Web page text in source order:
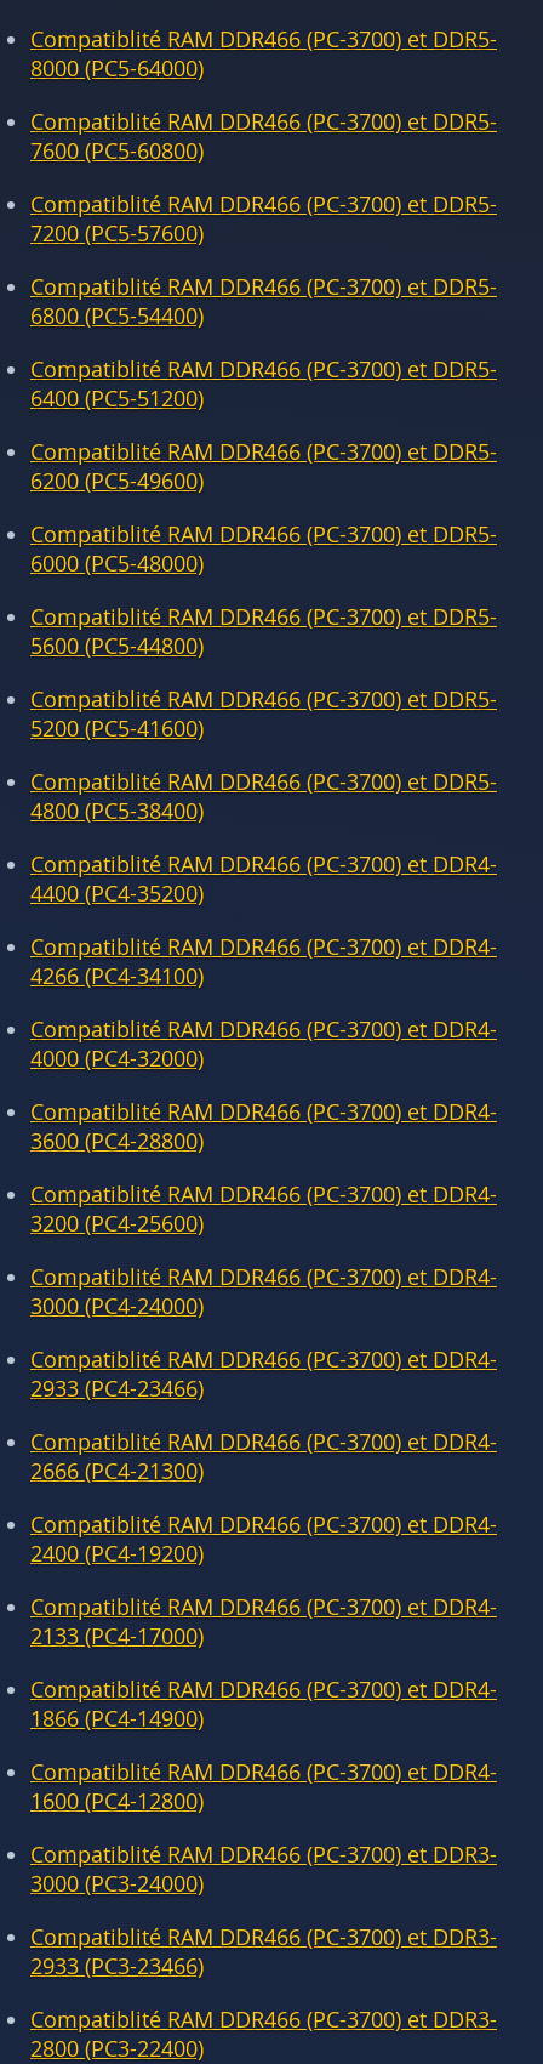
Compatiblité RAM DDR466 (PC-3700) et DDR5-
8000 (PC5-64000)
Compatiblité RAM DDR466 (PC-3700) et DDR5-
7600 (PC5-60800)
Compatiblité RAM DDR466 (PC-3700) et DDR5-
7200 (PC5-57600)
Compatiblité RAM DDR466 (PC-3700) et DDR5-
6800 (PC5-54400)
Compatiblité RAM DDR466 (PC-3700) et DDR5-
6400 (PC5-51200)
Compatiblité RAM DDR466 (PC-3700) et DDR5-
6200 (PC5-49600)
Compatiblité RAM DDR466 (PC-3700) et DDR5-
6000 (PC5-48000)
Compatiblité RAM DDR466 (PC-3700) et DDR5-
5600 (PC5-44800)
Compatiblité RAM DDR466 (PC-3700) et DDR5-
5200 (PC5-41600)
Compatiblité RAM DDR466 (PC-3700) et DDR5-
4800 (PC5-38400)
Compatiblité RAM DDR466 (PC-3700) et DDR4-
4400 (PC4-35200)
Compatiblité RAM DDR466 (PC-3700) et DDR4-
4266 (PC4-34100)
Compatiblité RAM DDR466 (PC-3700) et DDR4-
4000 (PC4-32000)
Compatiblité RAM DDR466 (PC-3700) et DDR4-
3600 (PC4-28800)
Compatiblité RAM DDR466 (PC-3700) et DDR4-
3200 (PC4-25600)
Compatiblité RAM DDR466 (PC-3700) et DDR4-
3000 (PC4-24000)
Compatiblité RAM DDR466 (PC-3700) et DDR4-
2933 (PC4-23466)
Compatiblité RAM DDR466 (PC-3700) et DDR4-
2666 (PC4-21300)
Compatiblité RAM DDR466 (PC-3700) et DDR4-
2400 (PC4-19200)
Compatiblité RAM DDR466 (PC-3700) et DDR4-
2133 (PC4-17000)
Compatiblité RAM DDR466 (PC-3700) et DDR4-
1866 (PC4-14900)
Compatiblité RAM DDR466 (PC-3700) et DDR4-
1600 (PC4-12800)
Compatiblité RAM DDR466 (PC-3700) et DDR3-
3000 (PC3-24000)
Compatiblité RAM DDR466 (PC-3700) et DDR3-
2933 (PC3-23466)
Compatiblité RAM DDR466 (PC-3700) et DDR3-
2800 (PC3-22400)